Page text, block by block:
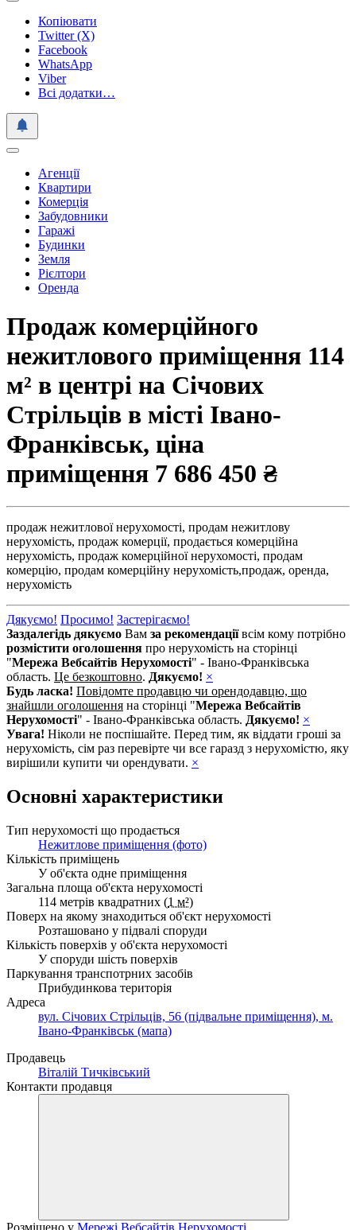
Копіювати
Twitter (X)
Facebook
WhatsApp
Viber
Всі додатки…
Агенції
Квартири
Комерція
Забудовники
Гаражі
Будинки
Земля
Рієлтори
Оренда
Продаж комерційного
нежитлового приміщення 114
м² в центрі на Січових
Стрільців в місті Івано-
Франківськ, ціна
приміщення 7 686 450 ₴
продаж нежитлової нерухомості, продам нежитлову
нерухомість, продаж комерції, продається комерційна
нерухомість, продаж комерційної нерухомості, продам
комерцію, продам комерційну нерухомість,продаж, оренда,
нерухомість
Дякуємо! Просимо! Застерігаємо!
Заздалегідь дякуємо Вам за рекомендаціївсім кому потрібно
розмістити оголошення про нерухомість на сторінці
"Мережа Вебсайтів Нерухомості" - Івано-Франківська
область. Це безкоштовно. Дякуємо! ×
Будь ласка! Повідомте продавцю чи орендодавцю, що
знайшли оголошення на сторінці "Мережа Вебсайтів
Нерухомості" - Івано-Франківська область. Дякуємо! ×
Увага! Ніколи не поспішайте. Перед тим, як віддати гроші за
нерухомість, сім раз перевірте чи все гаразд з нерухомістю, яку
вирішили купити чи орендувати. ×
Основні характеристики
Тип нерухомості що продається
Нежитлове приміщення (фото)
Кількість приміщень
У об'єкта одне приміщення
Загальна площа об'єкта нерухомості
114 метрів квадратних (1 м²)
Поверх на якому знаходиться об'єкт нерухомості
Розташовано у підвалі споруди
Кількість поверхів у об'єкта нерухомості
У споруди шість поверхів
Паркування транспотрних засобів
Прибудинкова територія
Адреса
вул. Січових Стрільців, 56 (підвальне приміщення), м.
Івано-Франківськ (мапа)
Продавець
Віталій Тичківський
Контакти продавця
Розміщено у Мережі Вебсайтів Нерухомості